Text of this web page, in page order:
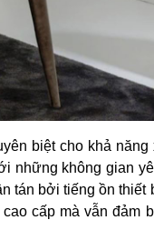
biệt cho khả
những không gian
tán bởi tiếng ồn
cấp mà vẫn đảm